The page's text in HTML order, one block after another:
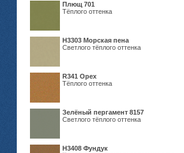
Плющ 701
Тёплого оттенка
H3303 Морская пена
Светлого тёплого оттенка
R341 Орех
Тёплого оттенка
Зелёный пергамент 8157
Светлого тёплого оттенка
Н3408 Фундук